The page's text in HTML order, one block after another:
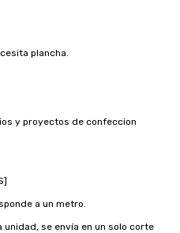
plancha.
y proyectos de confeccion
a un metro.
unidad, se envía en un solo corte